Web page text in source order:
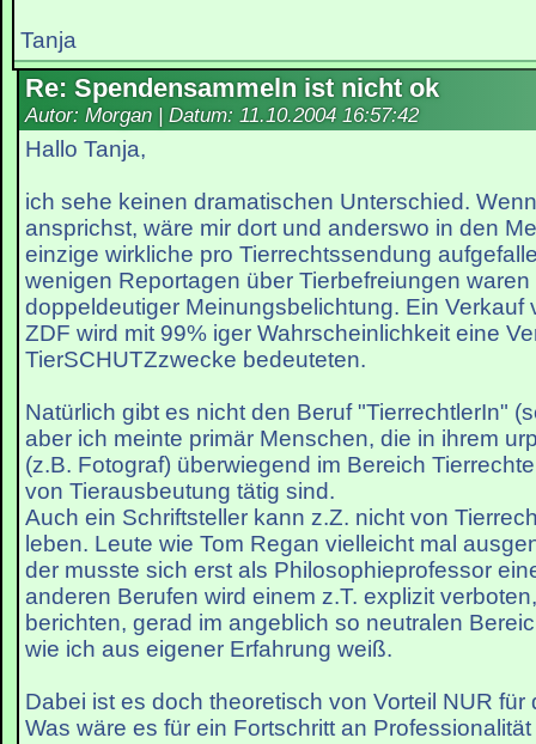
Tanja
Re: Spendensammeln ist nicht ok
Autor: Morgan | Datum: 11.10.2004 16:57:42
Hallo Tanja,
ich sehe keinen dramatischen Unterschied.
ansprichst, wäre mir dort und anderswo in den
einzige wirkliche pro Tierrechtssendung
wenigen Reportagen über Tierbefreiungen waren
doppeldeutiger Meinungsbelichtung. Ein Verkauf
ZDF wird mit 99% iger Wahrscheinlichkeit eine
TierSCHUTZzwecke bedeuteten.
Natürlich gibt es nicht den Beruf "TierrechtlerIn"
aber ich meinte primär Menschen, die in ihrem
(z.B. Fotograf) überwiegend im Bereich
von Tierausbeutung tätig sind.
Auch ein Schriftsteller kann z.Z. nicht von
leben. Leute wie Tom Regan vielleicht mal
der musste sich erst als Philosophieprofessor
anderen Berufen wird einem z.T. explizit
berichten, gerad im angeblich so neutralen
wie ich aus eigener Erfahrung weiß.
Dabei ist es doch theoretisch von Vorteil NUR für
Was wäre es für ein Fortschritt an